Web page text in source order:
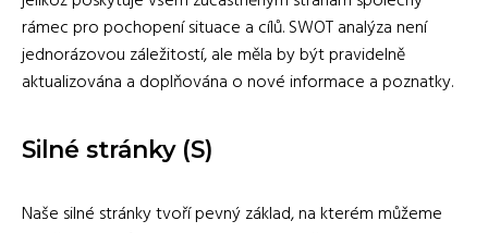
rámec pro pochopení situace a cílů. SWOT analýza není
jednorázovou záležitostí, ale měla by být pravidelně
aktualizována a doplňována o nové informace a poznatky.
Silné stránky (S)
Naše silné stránky tvoří pevný základ, na kterém můžeme